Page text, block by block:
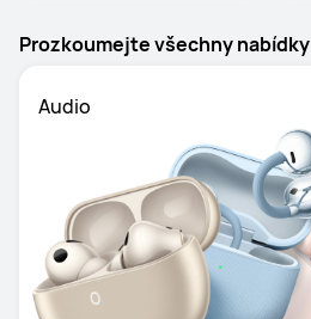
Prozkoumejte všechny nabídky